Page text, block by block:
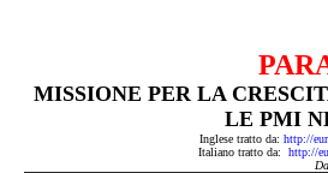
MISSIONE PER LA
LE PMI
Inglese tratto da: http://
Italiano tratto da: http://